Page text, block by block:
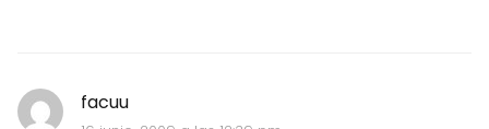
facuu